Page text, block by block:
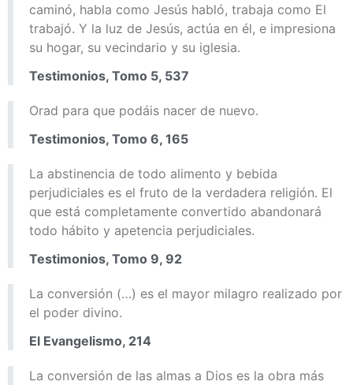
caminó, habla como Jesús habló, trabaja como El
trabajó. Y la luz de Jesús, actúa en él, e impresiona
su hogar, su vecindario y su iglesia.
Testimonios, Tomo 5, 537
Orad para que podáis nacer de nuevo.
Testimonios, Tomo 6, 165
La abstinencia de todo alimento y bebida
perjudiciales es el fruto de la verdadera religión. El
que está completamente convertido abandonará
todo hábito y apetencia perjudiciales.
Testimonios, Tomo 9, 92
La conversión (…) es el mayor milagro realizado por
el poder divino.
El Evangelismo, 214
La conversión de las almas a Dios es la obra más